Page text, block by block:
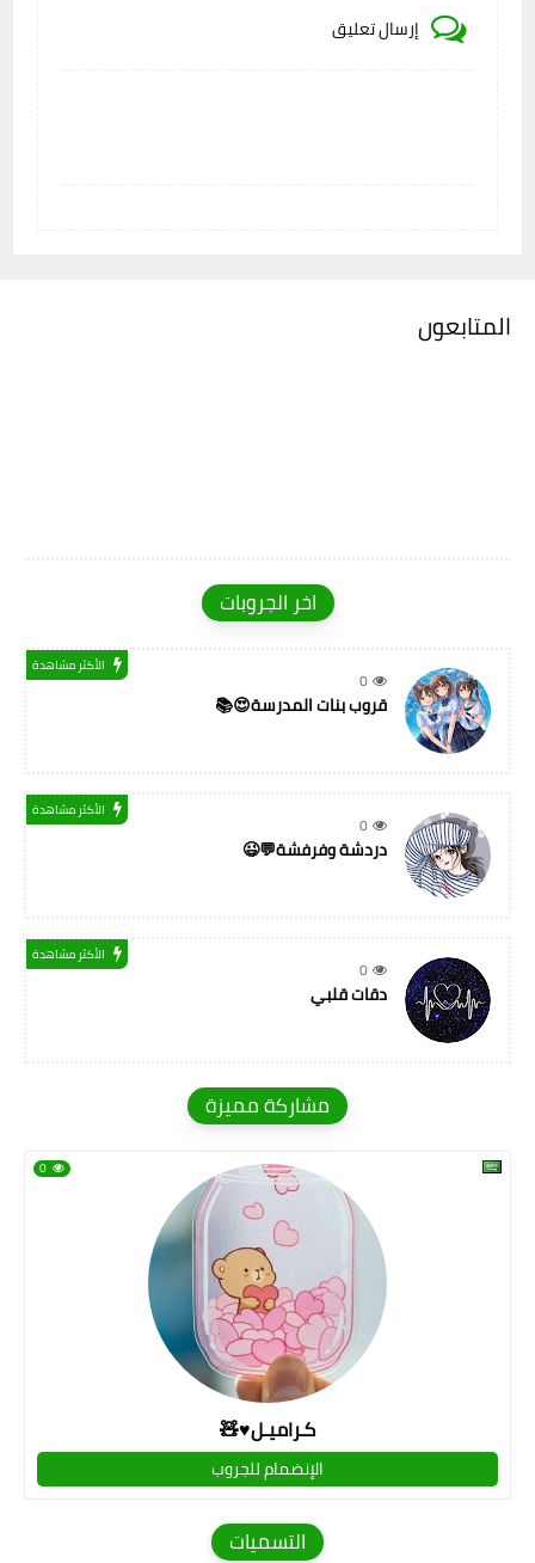
إرسال تعليق
المتابعون
اخر الجروبات
0
الأكثر مشاهدة
قروب بنات المدرسة😍📚
0
الأكثر مشاهدة
دردشة وفرفشة💬😉
0
الأكثر مشاهدة
دقات قلبي
مشاركة مميزة
كـراميـل♥🧸
0
الإنضمام للجروب
التسميات